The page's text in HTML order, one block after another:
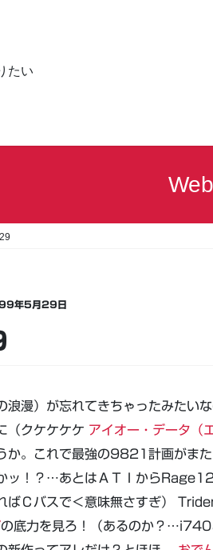
たい
年5月29日
浪漫）が忘れてきちゃったみたい
（クケケケケ アイオー・データ（
か。これで最強の9821計画がま
ッ！？…あとはＡＴＩから
ばＣバスで＜意味無さすぎ）
の底力を見ろ！（あるのか？…i740